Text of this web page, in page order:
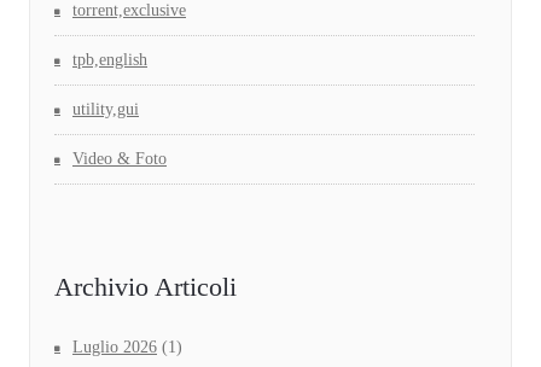
torrent,exclusive
tpb,english
utility,gui
Video & Foto
Archivio Articoli
Luglio 2026 (1)